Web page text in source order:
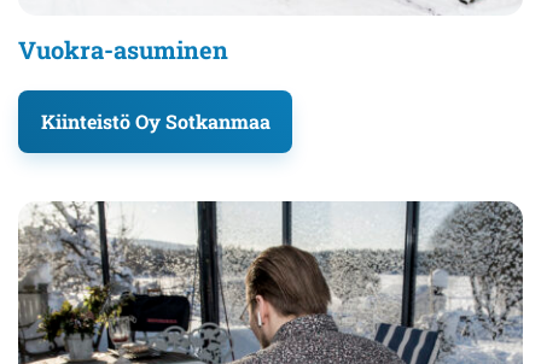
Vuokra-asuminen
Kiinteistö Oy Sotkanmaa